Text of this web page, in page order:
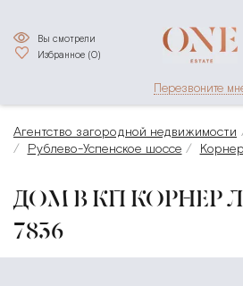
Избранное (0)
Вы смотрели
Перезвоните
Агентство загородной недвижимости
Рублево-Успенское шоссе
ДОМ В КП КОРНЕР
7836